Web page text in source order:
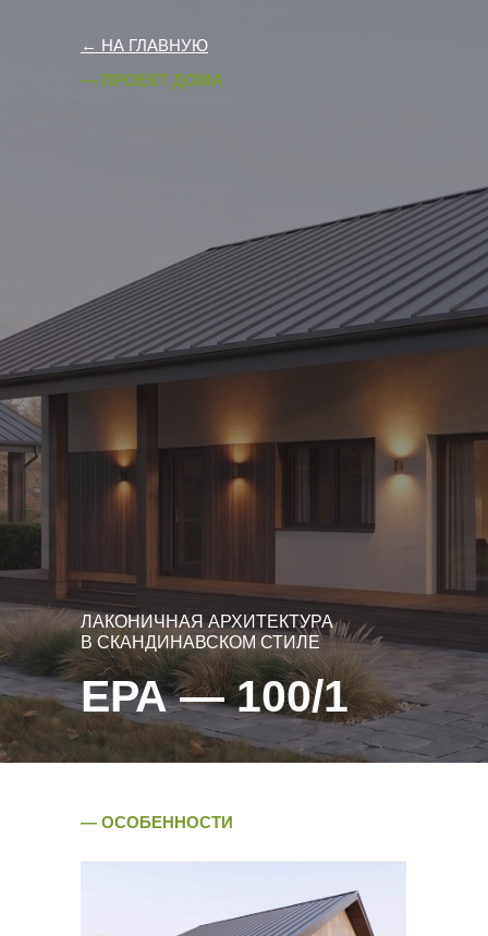
← НА ГЛАВНУЮ
— ПРОЕКТ ДОМА
ЕРА — 100/1
ЛАКОНИЧНАЯ АРХИТЕКТУРА
В СКАНДИНАВСКОМ СТИЛЕ
— ОСОБЕННОСТИ
МАЛОФОРМАТНЫЙ ДОМ
С ГРАМОТНЫМ
ЗОНИРОВАНИЕМ